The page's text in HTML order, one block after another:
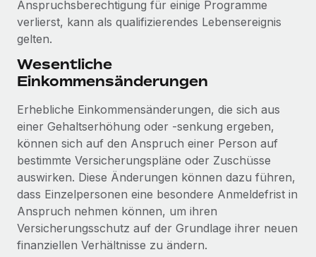
Anspruchsberechtigung für einige Programme
verlierst, kann als qualifizierendes Lebensereignis
gelten.
Wesentliche
Einkommensänderungen
Erhebliche Einkommensänderungen, die sich aus
einer Gehaltserhöhung oder -senkung ergeben,
können sich auf den Anspruch einer Person auf
bestimmte Versicherungspläne oder Zuschüsse
auswirken. Diese Änderungen können dazu führen,
dass Einzelpersonen eine besondere Anmeldefrist in
Anspruch nehmen können, um ihren
Versicherungsschutz auf der Grundlage ihrer neuen
finanziellen Verhältnisse zu ändern.